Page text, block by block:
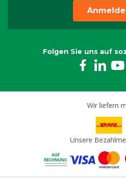
Folgen Sie uns auf
Wir liefern
Unsere